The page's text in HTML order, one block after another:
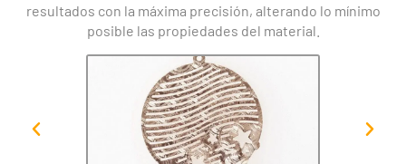
resultados con la máxima precisión, alterando lo mínimo
posible las propiedades del material.